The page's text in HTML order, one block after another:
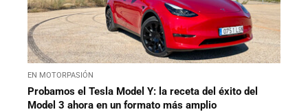
EN MOTORPASIÓN
Probamos el Tesla Model Y: la receta del éxito del
Model 3 ahora en un formato más amplio